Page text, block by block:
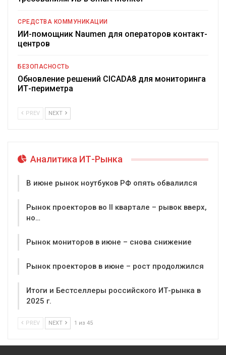
СРЕДСТВА КОММУНИКАЦИИ
ИИ-помощник Naumen для операторов контакт-
центров
БЕЗОПАСНОСТЬ
Обновление решений CICADA8 для мониторинга
ИТ-периметра
PREV NEXT
Аналитика ИТ-Рынка
В июне рынок ноутбуков РФ опять обвалился
Рынок проекторов во II квартале – рывок вверх,
но…
Рынок мониторов в июне – снова снижение
Рынок проекторов в июне – рост продолжился
Итоги и Бестселлеры российского ИТ-рынка в
2025 г.
PREV NEXT 1 из 45